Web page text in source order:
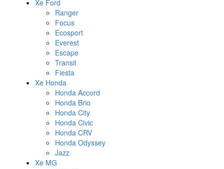
Xe Ford
Ranger
Focus
Ecosport
Everest
Escape
Transit
Fiesta
Xe Honda
Honda Accord
Honda Brio
Honda City
Honda Civic
Honda CRV
Honda Odyssey
Jazz
Xe MG